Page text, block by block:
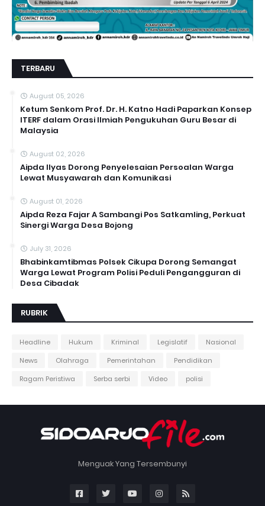
TERBARU
August 05, 2026
Ketum Senkom Prof. Dr. H. Katno Hadi Paparkan Konsep
ITERF dalam Orasi Ilmiah Pengukuhan Guru Besar di
Malaysia
August 02, 2026
Aipda Ilyas Dorong Penyelesaian Persoalan Warga
Lewat Musyawarah dan Komunikasi
August 01, 2026
Aipda Reza Fajar A Sambangi Pos Satkamling, Perkuat
Sinergi Warga Desa Bojong
July 31, 2026
Bhabinkamtibmas Polsek Cikupa Dorong Semangat
Warga Lewat Program Polisi Peduli Pengangguran di
Desa Cibadak
RUBRIK
Headline Hukum Kriminal Legislatif
Nasional
News
Olahraga Pemerintahan
Pendidikan
Ragam Peristiwa
Serba serbi Video polisi
Menguak Yang Tersembunyi